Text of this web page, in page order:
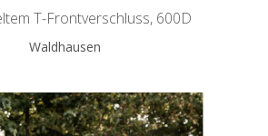
T-Frontverschluss, 600D
Waldhausen